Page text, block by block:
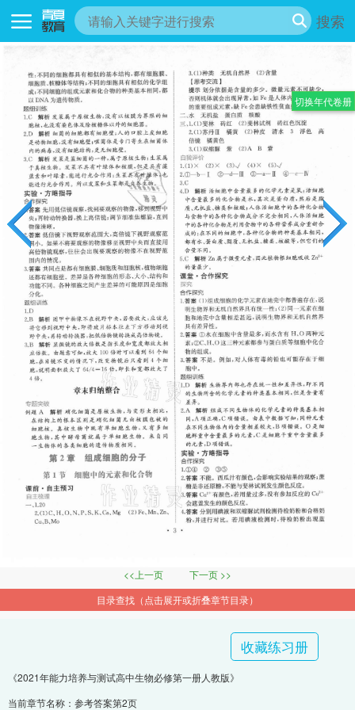
搜索
<<上一页
下一页 >>
目录查找（点击展开或折叠章节目录）
收藏练习册
《2021年能力培养与测试高中生物必修第一册人教版》
当前章节名称：参考答案第2页
切换年代卷册